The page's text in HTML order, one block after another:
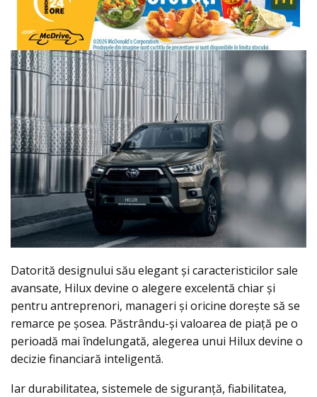
Datorită designului său elegant și caracteristicilor sale
avansate, Hilux devine o alegere excelentă chiar și
pentru antreprenori, manageri și oricine dorește să se
remarce pe șosea. Păstrându-și valoarea de piață pe o
perioadă mai îndelungată, alegerea unui Hilux devine o
decizie financiară inteligentă.
Iar durabilitatea, sistemele de siguranță, fiabilitatea,